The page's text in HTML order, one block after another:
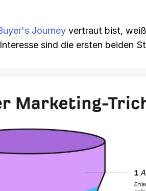
Journey vertraut bist,
sind die ersten beiden